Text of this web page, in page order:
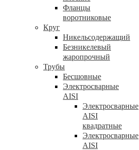
Фланцы
воротниковые
Круг
Никельсодержащий
Безникелевый
жаропрочный
Трубы
Бесшовные
Электросварные
AISI
Электросварные
AISI
квадратные
Электросварные
AISI